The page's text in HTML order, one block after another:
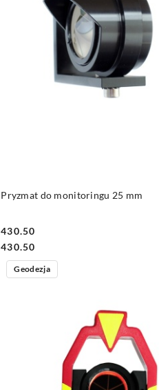
Pryzmat do monitoringu 25 mm
Cena:
430.50
Cena:
430.50
Geodezja